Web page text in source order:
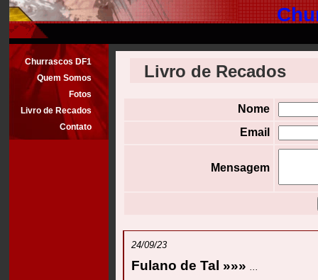
Churrascos DF1
Quem Somos
Fotos
Livro de Recados
Contato
Livro de Recados
Nome
Email
Mensagem
24/09/23
Fulano de Tal »»» ...